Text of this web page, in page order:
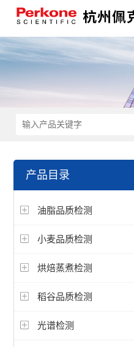
产品目录
油脂品质检测
小麦品质检测
烘焙蒸煮检测
稻谷品质检测
光谱检测